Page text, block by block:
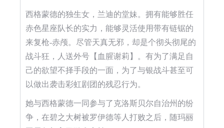
西格蒙德的独生女，兰迪的堂妹。拥有能够胜任
赤色星座队长的实力，能够灵活使用带有链锯的
来复枪-赤颅。尽管天真无邪，却是个彻头彻尾的
战斗狂，人送外号【血腥谢莉】。有为了满足自
己的欲望不择手段的一面，为了与银战斗甚至可
以做出袭击彩虹剧团的残忍行为。
她与西格蒙德一同参与了克洛斯贝尔自治州的纷
争，在碧之大树被罗伊德等人打败之后，随玛丽